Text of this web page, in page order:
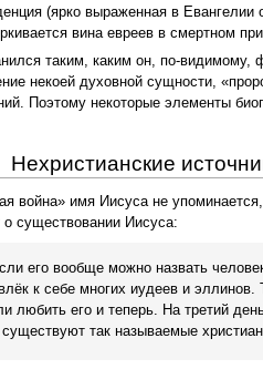
(ярко выраженная в
вина евреев в смертном
таким, каким он, по-
некоей духовной сущности,
Поэтому некоторые элементы
Нехристианские
война» имя Иисуса не
существовании Иисуса:
его вообще можно назвать
к себе многих иудеев и
любить его и теперь. На третий
так называемые